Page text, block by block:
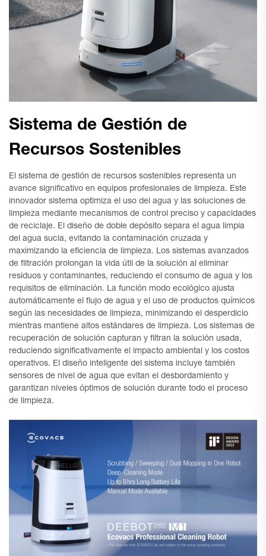
Sistema de Gestión de
Recursos Sostenibles
El sistema de gestión de recursos sostenibles representa un
avance significativo en equipos profesionales de limpieza. Este
innovador sistema optimiza el uso del agua y las soluciones de
limpieza mediante mecanismos de control preciso y capacidades
de reciclaje. El diseño de doble depósito separa el agua limpia
del agua sucia, evitando la contaminación cruzada y
maximizando la eficiencia de limpieza. Los sistemas avanzados
de filtración prolongan la vida útil de la solución al eliminar
residuos y contaminantes, reduciendo el consumo de agua y los
requisitos de eliminación. La función modo ecológico ajusta
automáticamente el flujo de agua y el uso de productos químicos
según las necesidades de limpieza, minimizando el desperdicio
mientras mantiene altos estándares de limpieza. Los sistemas de
recuperación de solución capturan y filtran la solución usada,
reduciendo significativamente el impacto ambiental y los costos
operativos. El diseño inteligente del sistema incluye también
sensores de nivel de agua que evitan el desbordamiento y
garantizan niveles óptimos de solución durante todo el proceso
de limpieza.